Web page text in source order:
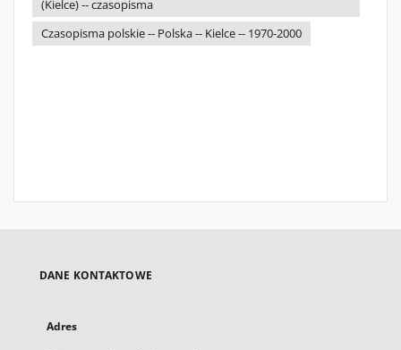
(Kielce) -- czasopisma
Czasopisma polskie -- Polska -- Kielce -- 1970-2000
DANE KONTAKTOWE
Adres